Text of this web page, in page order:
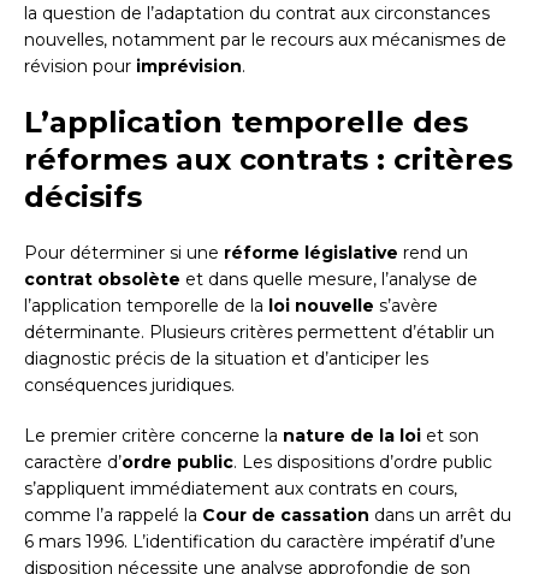
la question de l’adaptation du contrat aux circonstances
nouvelles, notamment par le recours aux mécanismes de
révision pour imprévision.
L’application temporelle des
réformes aux contrats : critères
décisifs
Pour déterminer si une réforme législative rend un
contrat obsolète et dans quelle mesure, l’analyse de
l’application temporelle de la loi nouvelle s’avère
déterminante. Plusieurs critères permettent d’établir un
diagnostic précis de la situation et d’anticiper les
conséquences juridiques.
Le premier critère concerne la nature de la loi et son
caractère d’ordre public. Les dispositions d’ordre public
s’appliquent immédiatement aux contrats en cours,
comme l’a rappelé la Cour de cassation dans un arrêt du
6 mars 1996. L’identification du caractère impératif d’une
disposition nécessite une analyse approfondie de son